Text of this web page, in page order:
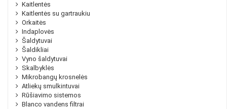
Kaitlentės
Kaitlentės su gartraukiu
Orkaitės
Indaplovės
Šaldytuvai
Šaldikliai
Vyno šaldytuvai
Skalbyklės
Mikrobangų krosnelės
Atliekų smulkintuvai
Rūšiavimo sistemos
Blanco vandens filtrai